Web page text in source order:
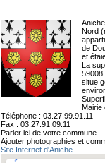
Nord
de
et
La
59008
situe
Mairie
Téléphone : 03.27.99.91.11
Fax : 03.27.91.09.11
Parler ici de votre commune
Ajouter photographies et
Site Internet d'Aniche